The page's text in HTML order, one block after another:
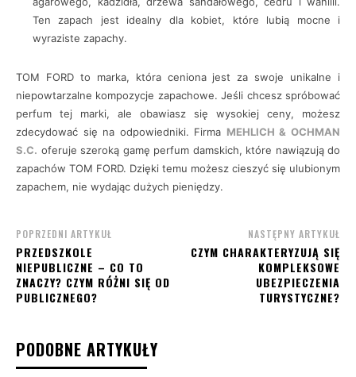
Ten zapach jest idealny dla kobiet, które lubią mocne i
wyraziste zapachy.
TOM FORD to marka, która ceniona jest za swoje unikalne i
niepowtarzalne kompozycje zapachowe. Jeśli chcesz spróbować
perfum tej marki, ale obawiasz się wysokiej ceny, możesz
zdecydować się na odpowiedniki. Firma MEHLICH & OCHMAN
S.C. oferuje szeroką gamę perfum damskich, które nawiązują do
zapachów TOM FORD. Dzięki temu możesz cieszyć się ulubionym
zapachem, nie wydając dużych pieniędzy.
POPRZEDNI ARTYKUŁ
PRZEDSZKOLE
NIEPUBLICZNE – CO TO
ZNACZY? CZYM RÓŻNI SIĘ OD
PUBLICZNEGO?
NASTĘPNY ARTYKUŁ
CZYM CHARAKTERYZUJĄ SIĘ
KOMPLEKSOWE
UBEZPIECZENIA
TURYSTYCZNE?
PODOBNE ARTYKUŁY